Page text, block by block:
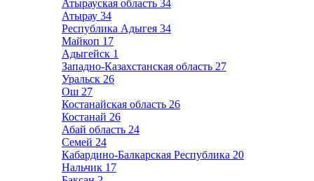
Атырауская область 34
Атырау 34
Республика Адыгея 34
Майкоп 17
Адыгейск 1
Западно-Казахстанская область 27
Уральск 26
Ош 27
Костанайская область 26
Костанай 26
Абай область 24
Семей 24
Кабардино-Балкарская Республика 20
Нальчик 17